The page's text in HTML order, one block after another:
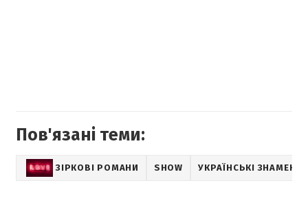
Пов'язані теми:
ЗІРКОВІ РОМАНИ SHOW УКРАЇНСЬКІ